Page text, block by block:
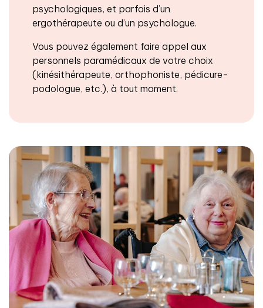
psychologiques, et parfois d’un
ergothérapeute ou d’un psychologue.
Vous pouvez également faire appel aux
personnels paramédicaux de votre choix
(kinésithérapeute, orthophoniste, pédicure-
podologue, etc.), à tout moment.